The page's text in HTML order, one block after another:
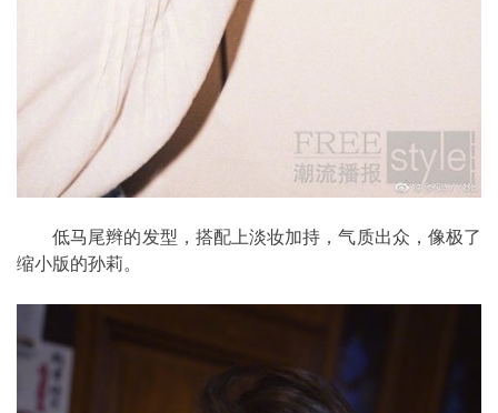
低马尾辫的发型，搭配上淡妆加持，气质出众，像极了
缩小版的孙莉。